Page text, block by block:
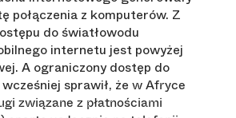
połączenia z komputerów. Z
do światłowodu
internetu jest powyżej
A ograniczony dostęp do
sprawił, że w Afryce
związane z płatnościami